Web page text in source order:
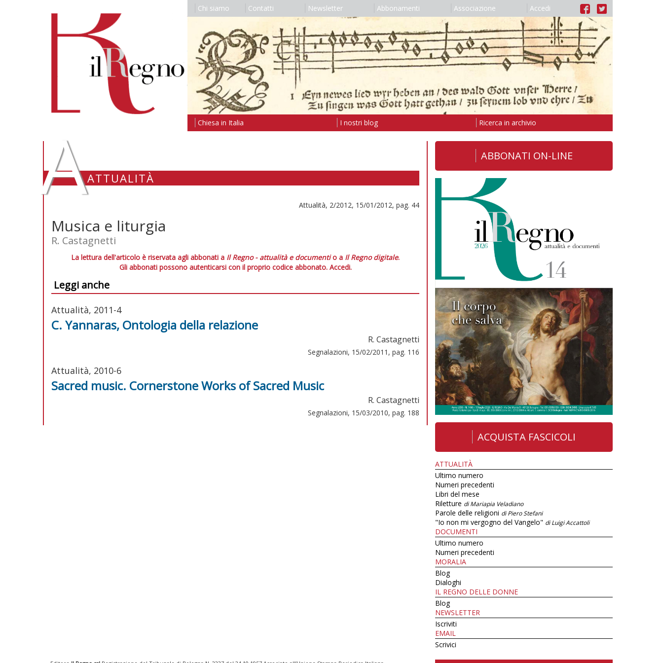
Chi siamo Contatti Newsletter Abbonamenti Associazione Accedi
Chiesa in Italia I nostri blog Ricerca in archivio
AATTUALITÀ
Attualità, 2/2012, 15/01/2012, pag. 44
Musica e liturgia
R. Castagnetti
La lettura dell'articolo è riservata agli abbonati a Il Regno - attualità e documentio a Il Regno digitale.
Gli abbonati possono autenticarsi con il proprio codice abbonato. Accedi.
Leggi anche
Attualità, 2011-4
C. Yannaras, Ontologia della relazione
R. Castagnetti
Segnalazioni, 15/02/2011, pag. 116
Attualità, 2010-6
Sacred music. Cornerstone Works of Sacred Music
R. Castagnetti
Segnalazioni, 15/03/2010, pag. 188
ABBONATI ON-LINE
ACQUISTA FASCICOLI
ATTUALITÀ
Ultimo numero
Numeri precedenti
Libri del mese
Riletture di Mariapia Veladiano
Parole delle religioni di Piero Stefani
"Io non mi vergogno del Vangelo" di Luigi Accattoli
DOCUMENTI
Ultimo numero
Numeri precedenti
MORALIA
Blog
Dialoghi
IL REGNO DELLE DONNE
Blog
NEWSLETTER
Iscriviti
EMAIL
Scrivici